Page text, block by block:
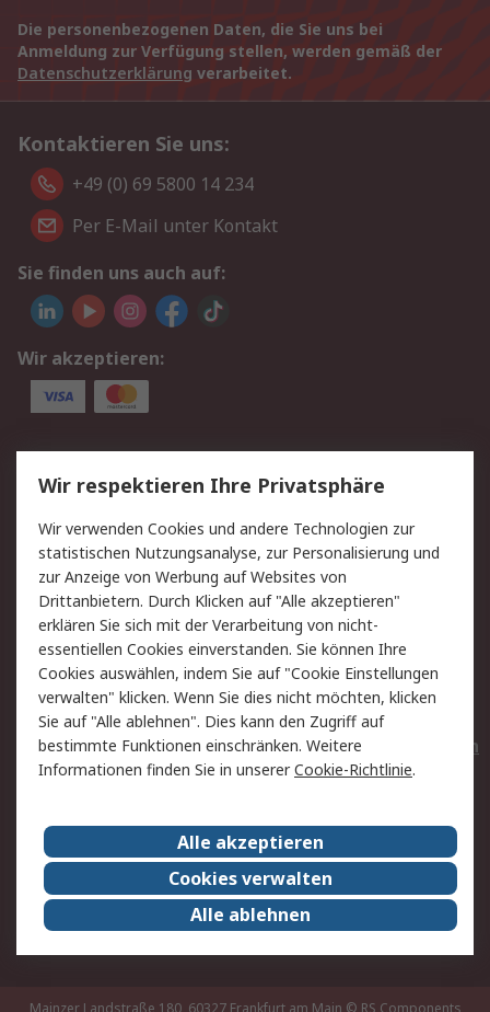
Die personenbezogenen Daten, die Sie uns bei
Anmeldung zur Verfügung stellen, werden gemäß der
Datenschutzerklärung verarbeitet.
Kontaktieren Sie uns:
+49 (0) 69 5800 14 234
Per E-Mail unter Kontakt
Sie finden uns auch auf:
Wir akzeptieren:
Service
Value Added Services
Lieferlösungen
Rücksendungen
Kontakt
Hilfe
Privatkunden
Rechtliches
AGB
Datenschutz
Cookie-Richtlinie
Zahlungsbedingungen
Copyright/Impressum
Entsorgung
Elektrogeräte/Batterien
RS weltweit
Karriere bei RS
Nachhaltigkeit
Qualität/Umwelt/ZertifikatePresse-Center
Event-Center
Wir respektieren Ihre Privatsphäre
Wir verwenden Cookies und andere Technologien zur
statistischen Nutzungsanalyse, zur Personalisierung und
zur Anzeige von Werbung auf Websites von
Drittanbietern. Durch Klicken auf "Alle akzeptieren"
erklären Sie sich mit der Verarbeitung von nicht-
essentiellen Cookies einverstanden. Sie können Ihre
Cookies auswählen, indem Sie auf "Cookie Einstellungen
verwalten" klicken. Wenn Sie dies nicht möchten, klicken
Sie auf "Alle ablehnen". Dies kann den Zugriff auf
bestimmte Funktionen einschränken. Weitere
Informationen finden Sie in unsererCookie-Richtlinie.
Alle akzeptieren
Cookies verwalten
Alle ablehnen